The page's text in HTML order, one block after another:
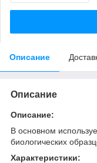
Описание
Описание
Описание:
В основном
биологических
Характеристики: